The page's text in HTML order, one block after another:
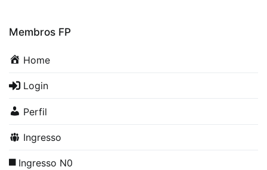
Membros FP
Home
Login
Perfil
Ingresso
Ingresso N0